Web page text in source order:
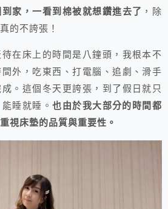
家，一看到棉被就想鑽進去了 ，除
的不誇張！
在床上的時間是八鐘頭，我根本不
外，吃東西、打電腦、追劇、滑手
。這個冬天更誇張，到了假日就只
睡就睡。也由於我大部分的時間都
視床墊的品質與重要性。